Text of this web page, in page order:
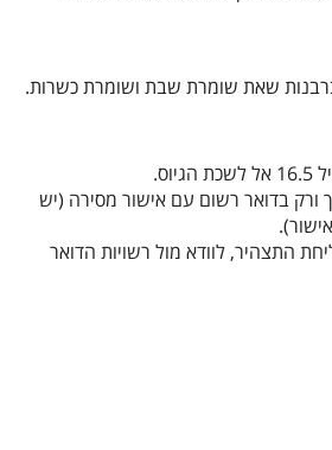
שאת שומרת שבת ושומרת כשרות.
בדואר רשום עם אישור מסירה (יש
התצהיר, לוודא מול רשויות הדואר